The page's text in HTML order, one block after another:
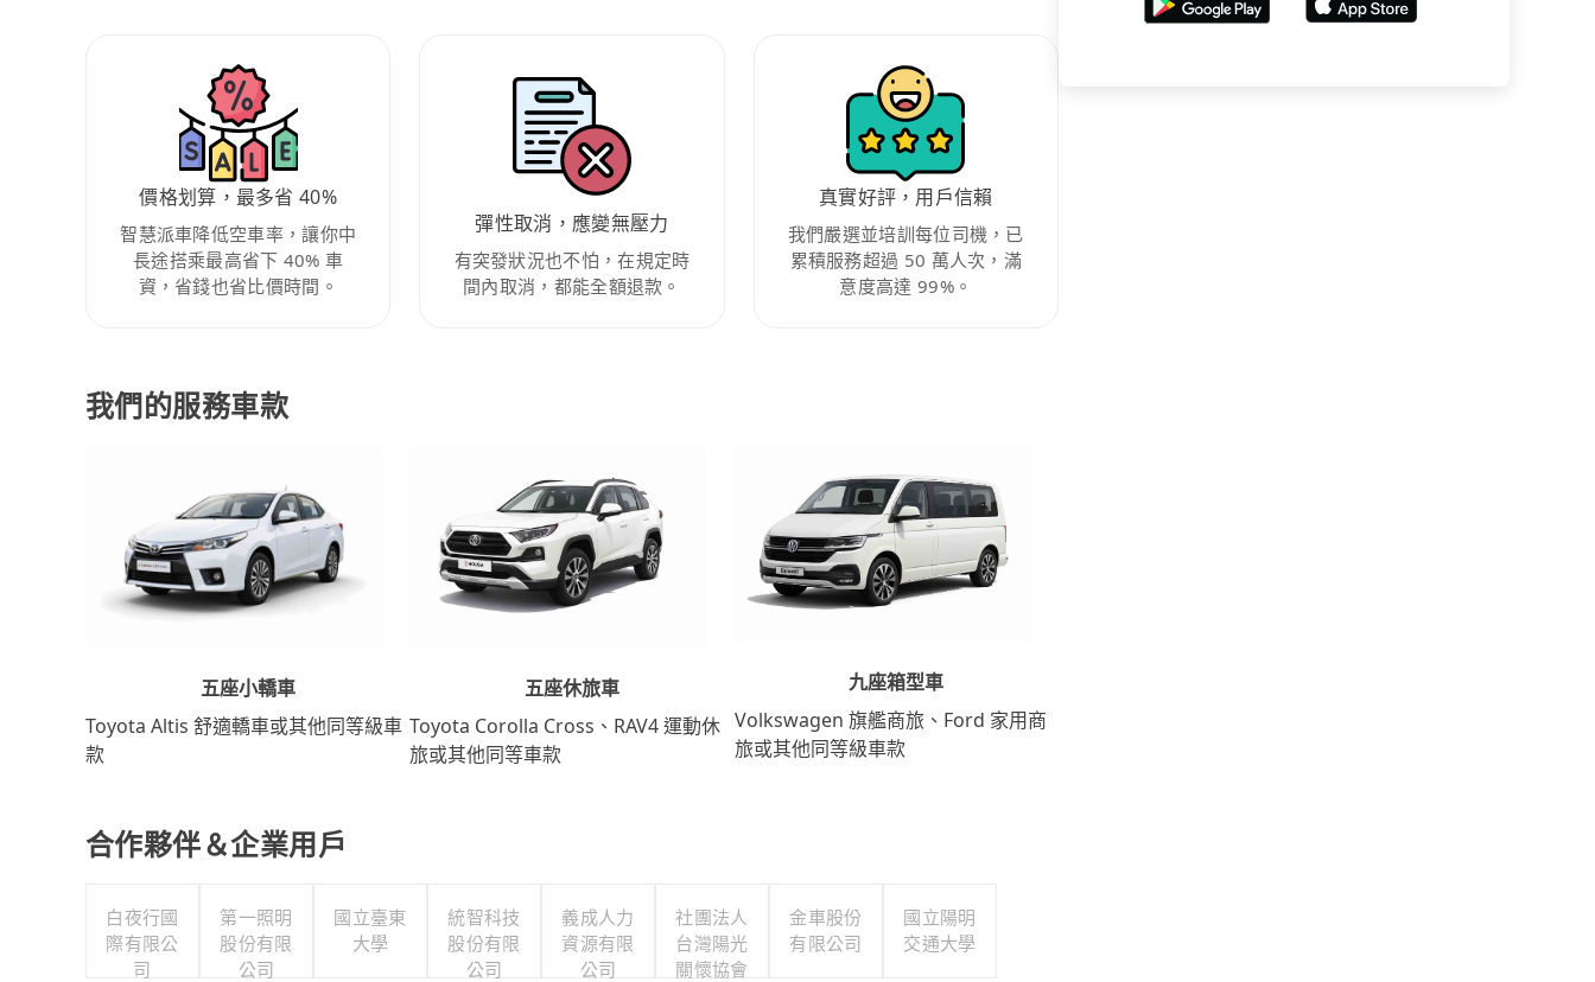
價格划算，最多省 40%
智慧派車降低空車率，讓你中
長途搭乘最高省下 40% 車
資，省錢也省比價時間。
彈性取消，應變無壓力
有突發狀況也不怕，在規定時
間內取消，都能全額退款。
真實好評，用戶信賴
我們嚴選並培訓每位司機，已
累積服務超過 50 萬人次，滿
意度高達 99%。
我們的服務車款
五座小轎車
Toyota Altis 舒適轎車或其他同等級車
款
五座休旅車
Toyota Corolla Cross、RAV4 運動休
旅或其他同等車款
九座箱型車
Volkswagen 旗艦商旅、Ford 家用商
旅或其他同等級車款
合作夥伴＆企業用戶
白夜行國
際有限公
司
第一照明
股份有限
公司
國立臺東
大學
統智科技
股份有限
公司
義成人力
資源有限
公司
社團法人
台灣陽光
關懷協會
金車股份
有限公司
國立陽明
交通大學